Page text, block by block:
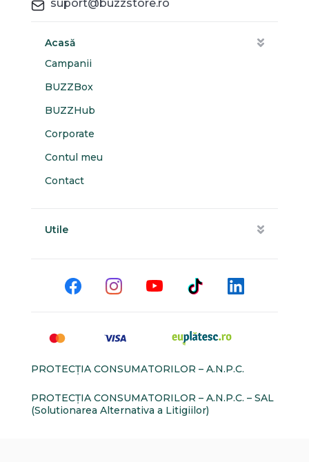
suport@buzzstore.ro
Acasă
Campanii
BUZZBox
BUZZHub
Corporate
Contul meu
Contact
Utile
PROTECŢIA CONSUMATORILOR – A.N.P.C.
PROTECŢIA CONSUMATORILOR – A.N.P.C. – SAL
(Solutionarea Alternativa a Litigiilor)